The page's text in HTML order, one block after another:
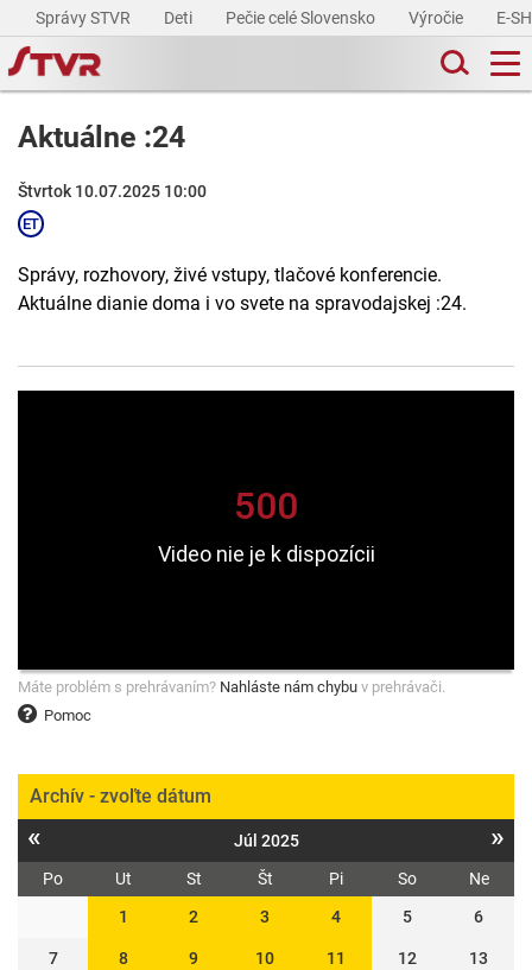
Správy STVR Deti Pečie celé Slovensko Výročie E-
Aktuálne :24
Štvrtok 10.07.2025 10:00
Správy, rozhovory, živé vstupy, tlačové konferencie.
Aktuálne dianie doma i vo svete na spravodajskej :24.
Pomoc
Máte problém s prehrávaním? Nahláste nám chybu v prehrávači.
Archív - zvoľte dátum
« Júl 2025 »
Po Ut St Št Pi So
Ne
1
2 3 4 5 6
7 8 9 10 11 12 13